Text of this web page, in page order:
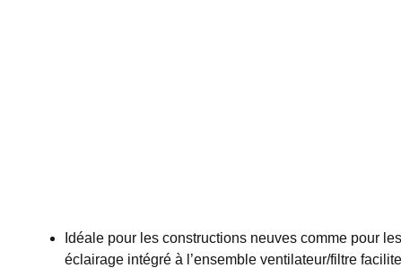
Idéale pour les constructions neuves comme pour
éclairage intégré à l’ensemble ventilateur/filtre